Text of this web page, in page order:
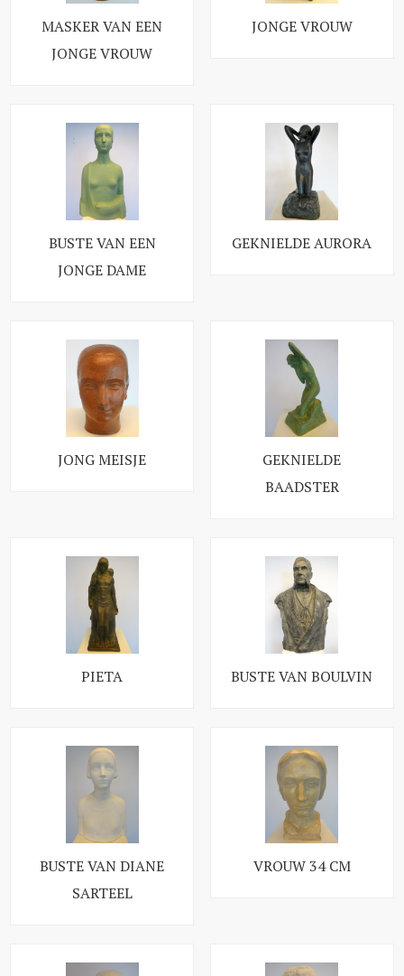
MASKER VAN EEN
JONGE VROUW
JONGE VROUW
BUSTE VAN EEN
JONGE DAME
GEKNIELDE AURORA
JONG MEISJE
GEKNIELDE
BAADSTER
PIETA BUSTE VAN BOULVIN
BUSTE VAN DIANE
SARTEEL
VROUW 34 CM